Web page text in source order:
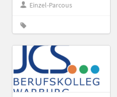
Einzel-Parcous